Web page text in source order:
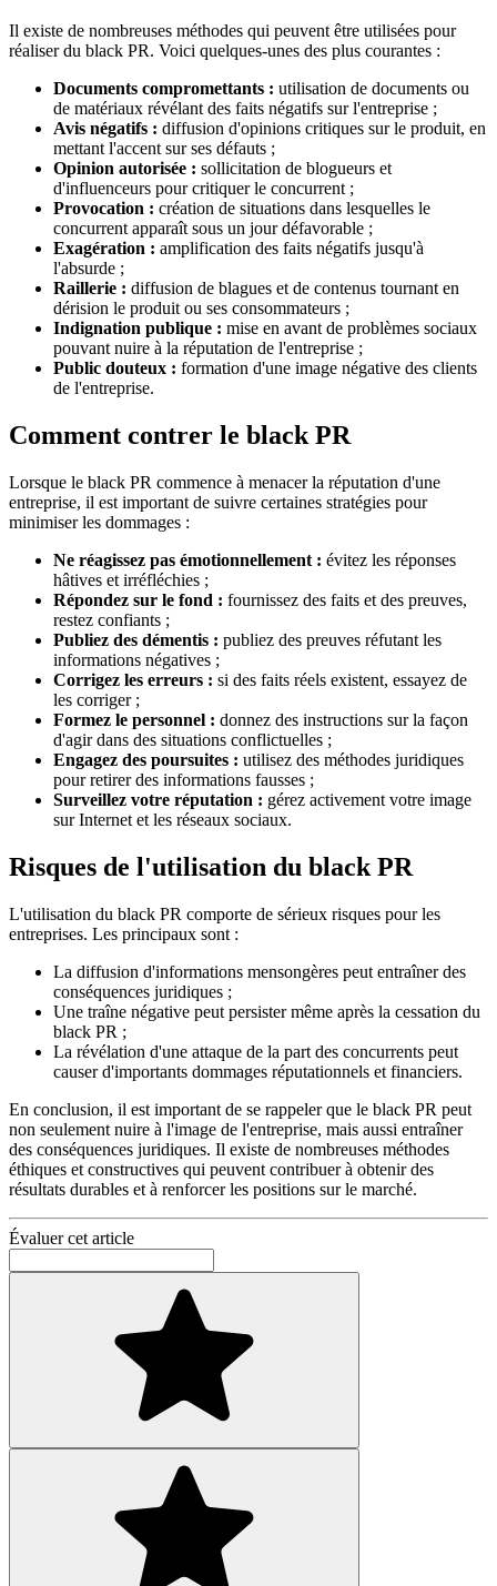
Il existe de nombreuses méthodes qui peuvent être utilisées pour
réaliser du black PR. Voici quelques-unes des plus courantes :
Documents compromettants : utilisation de documents ou
de matériaux révélant des faits négatifs sur l'entreprise ;
Avis négatifs : diffusion d'opinions critiques sur le produit, en
mettant l'accent sur ses défauts ;
Opinion autorisée : sollicitation de blogueurs et
d'influenceurs pour critiquer le concurrent ;
Provocation : création de situations dans lesquelles le
concurrent apparaît sous un jour défavorable ;
Exagération : amplification des faits négatifs jusqu'à
l'absurde ;
Raillerie : diffusion de blagues et de contenus tournant en
dérision le produit ou ses consommateurs ;
Indignation publique : mise en avant de problèmes sociaux
pouvant nuire à la réputation de l'entreprise ;
Public douteux : formation d'une image négative des clients
de l'entreprise.
Comment contrer le black PR
Lorsque le black PR commence à menacer la réputation d'une
entreprise, il est important de suivre certaines stratégies pour
minimiser les dommages :
Ne réagissez pas émotionnellement : évitez les réponses
hâtives et irréfléchies ;
Répondez sur le fond : fournissez des faits et des preuves,
restez confiants ;
Publiez des démentis : publiez des preuves réfutant les
informations négatives ;
Corrigez les erreurs : si des faits réels existent, essayez de
les corriger ;
Formez le personnel : donnez des instructions sur la façon
d'agir dans des situations conflictuelles ;
Engagez des poursuites : utilisez des méthodes juridiques
pour retirer des informations fausses ;
Surveillez votre réputation : gérez activement votre image
sur Internet et les réseaux sociaux.
Risques de l'utilisation du black PR
L'utilisation du black PR comporte de sérieux risques pour les
entreprises. Les principaux sont :
La diffusion d'informations mensongères peut entraîner des
conséquences juridiques ;
Une traîne négative peut persister même après la cessation du
black PR ;
La révélation d'une attaque de la part des concurrents peut
causer d'importants dommages réputationnels et financiers.
En conclusion, il est important de se rappeler que le black PR peut
non seulement nuire à l'image de l'entreprise, mais aussi entraîner
des conséquences juridiques. Il existe de nombreuses méthodes
éthiques et constructives qui peuvent contribuer à obtenir des
résultats durables et à renforcer les positions sur le marché.
Évaluer cet article